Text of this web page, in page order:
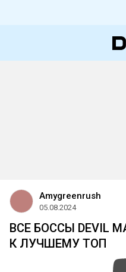
Amygreenrush
05.08.2024
ВСЕ БОССЫ DEVIL
К ЛУЧШЕМУ ТОП